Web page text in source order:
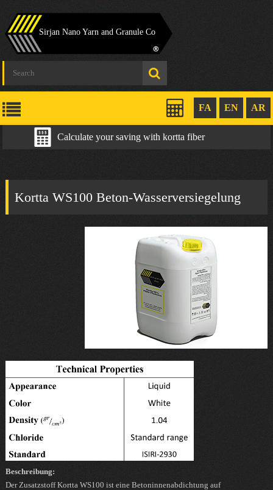
Sirjan Nano Yarn and Granule Co
AR
EN
FA
Calculate your saving with kortta fiber
Kortta WS100 Beton-Wasserversiegelung
Beschreibung:
Der Zusatzstoff Kortta WS100 ist eine Betoninnenabdichtung auf